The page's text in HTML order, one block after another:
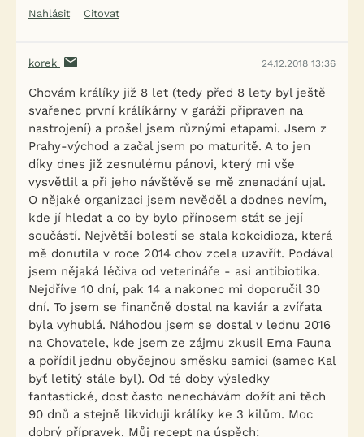
Nahlásit
Citovat
korek 24.12.2018 13:36
Chovám králíky již 8 let (tedy před 8 lety byl ještě
svařenec první králíkárny v garáži připraven na
nastrojení) a prošel jsem různými etapami. Jsem z
Prahy-východ a začal jsem po maturitě. A to jen
díky dnes již zesnulému pánovi, který mi vše
vysvětlil a při jeho návštěvě se mě znenadání ujal.
O nějaké organizaci jsem nevěděl a dodnes nevím,
kde jí hledat a co by bylo přínosem stát se její
součástí. Největší bolestí se stala kokcidioza, která
mě donutila v roce 2014 chov zcela uzavřít. Podával
jsem nějaká léčiva od veterináře - asi antibiotika.
Nejdříve 10 dní, pak 14 a nakonec mi doporučil 30
dní. To jsem se finančně dostal na kaviár a zvířata
byla vyhublá. Náhodou jsem se dostal v lednu 2016
na Chovatele, kde jsem ze zájmu zkusil Ema Fauna
a pořídil jednu obyčejnou směsku samici (samec Kal
byť letitý stále byl). Od té doby výsledky
fantastické, dost často nenechávám dožít ani těch
90 dnů a stejně likviduji králíky ke 3 kilům. Moc
dobrý přípravek. Můj recept na úspěch: